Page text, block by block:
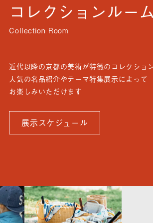
コレクションルーム
近代以降の京都の美術が特徴のコレクション
人気の名品紹介やテーマ特集展示によって
お楽しみいただけます
展示スケジュール